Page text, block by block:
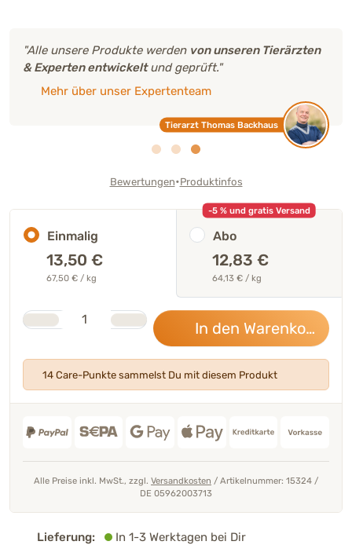
"Alle unsere Produkte werden von unseren Tierärzten
& Experten entwickeltund geprüft."
Mehr über unser Expertenteam
Tierarzt Thomas Backhaus
Bewertungen•Produktinfos
Einmalig
13,50 €
67,50 € / kg
-5 % und gratis Versand
Abo
12,83 €
64,13 € / kg
Anzahl
In den Warenkorb
14 Care-Punkte sammelst Du mit diesem Produkt
Alle Preise inkl. MwSt., zzgl. Versandkosten / Artikelnummer: 15324 /
DE 05962003713
Lieferung: In 1-3 Werktagen bei Dir